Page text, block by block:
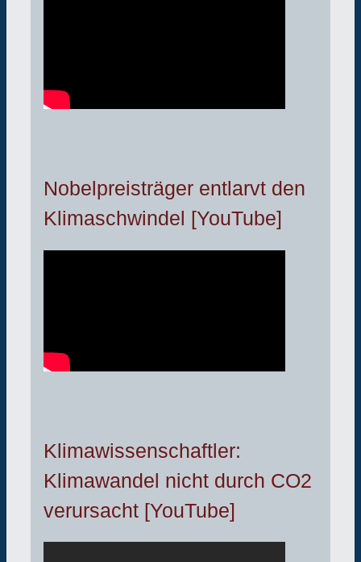
Nobelpreisträger entlarvt den
Klimaschwindel [YouTube]
Klimawissenschaftler:
Klimawandel nicht durch CO2
verursacht [YouTube]